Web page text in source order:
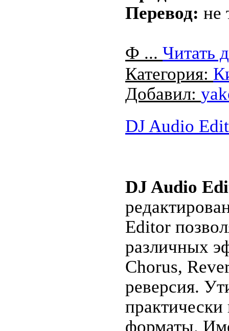
Перевод: не
Ф ... Читать
Категория:
Добавил:
DJ Audio
DJ Audio
Editor
различных
Chorus,
реверсия.
форматы.